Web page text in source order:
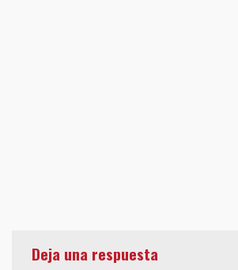
Deja una respuesta